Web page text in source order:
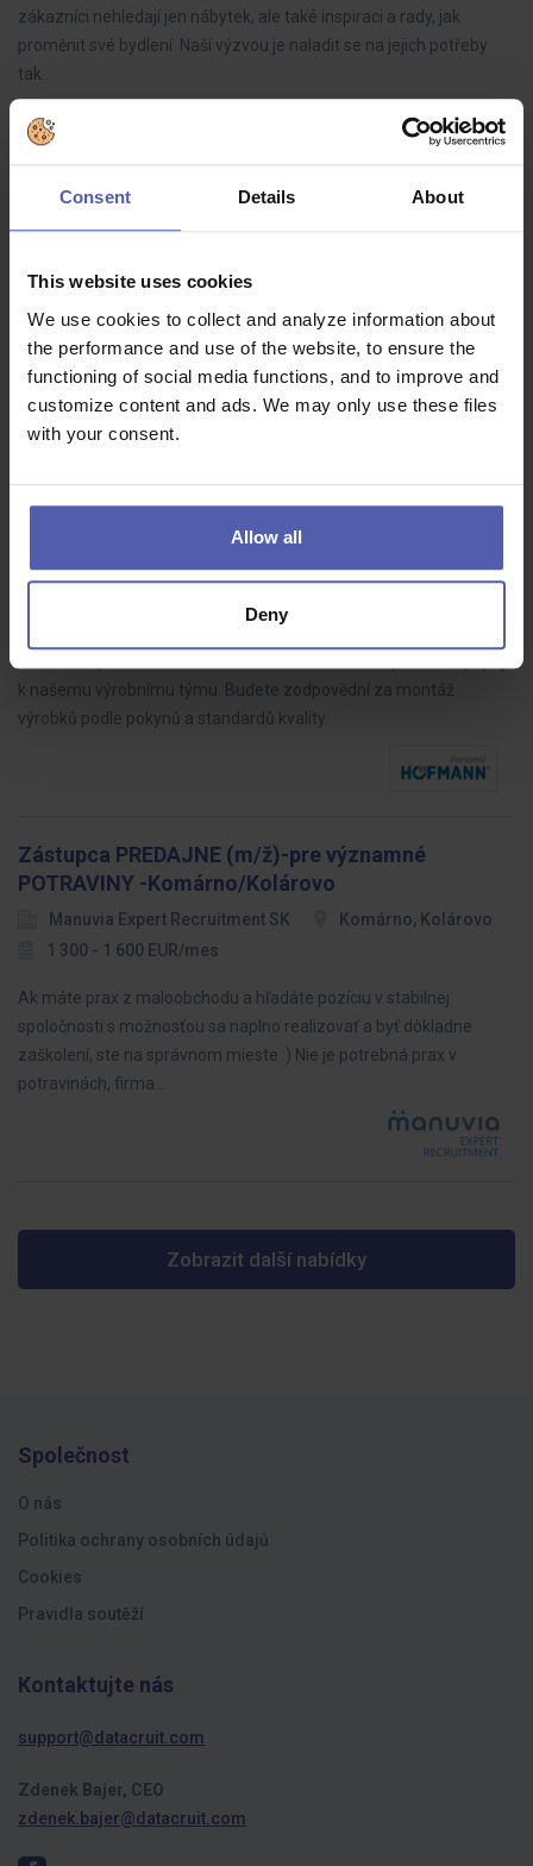
Consent Details About
This website uses cookies
We use cookies to collect and analyze information about
the performance and use of the website, to ensure the
functioning of social media functions, and to improve and
customize content and ads. We may only use these files
with your consent.
Allow all
Deny
zákazníci nehledají jen nábytek, ale také inspiraci a rady, jak
proměnit své bydlení. Naší výzvou je naladit se na jejich potřeby
tak…
LEAN specialista (ž/m)
70 - 85 000 Kč/měs
Do našeho týmu hledáme LEAN technika, který bude aktivně
rozvíjet výrobní procesy, řídit zlepšovací projekty a spolupracovat s
kolegy napříč výrobou. Pokud máte analytické myšlení, dokážete
dotahovat…
Montážní dělník ve výrobě BEZ NOČNÍCH (M/Ž)
HOFMANN WIZARD
Nový Bydžov
k našemu výrobnímu týmu. Budete zodpovědní za montáž
výrobků podle pokynů a standardů kvality.
Zástupca PREDAJNE (m/ž)-pre významné
POTRAVINY -Komárno/Kolárovo
Manuvia Expert Recruitment SK
Komárno, Kolárovo
1 300 - 1 600 EUR/mes
Ak máte prax z maloobchodu a hľadáte pozíciu v stabilnej
spoločnosti s možnosťou sa naplno realizovať a byť dôkladne
zaškolení, ste na správnom mieste :) Nie je potrebná prax v
potravinách, firma…
Zobrazit další nabídky
Společnost
O nás
Politika ochrany osobních údajů
Cookies
Pravidla soutěží
Kontaktujte nás
support@datacruit.com
Zdenek Bajer, CEO
zdenek.bajer@datacruit.com